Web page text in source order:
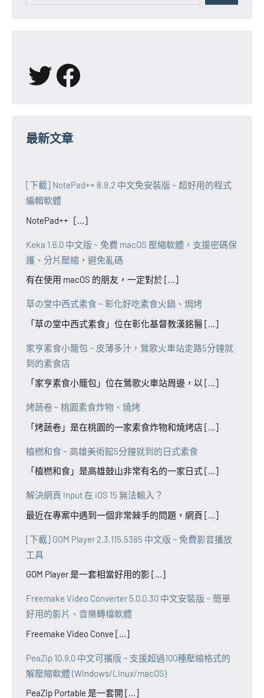
X Facebook
最新文章
[下載] NotePad++ 8.9.2 中文免安裝版 ~ 超好用的程式
編輯軟體
NotePad++ [...]
Keka 1.6.0 中文版 ~ 免費 macOS 壓縮軟體，支援密碼保
護、分片壓縮，避免亂碼
有在使用 macOS 的朋友，一定對於 [...]
草の堂中西式素食 ~ 彰化好吃素食火鍋、焗烤
「草の堂中西式素食」位在彰化基督教漢銘醫 [...]
家亨素食小籠包 ~ 皮薄多汁，鶯歌火車站走路5分鐘就
到的素食店
「家亨素食小籠包」位在鶯歌火車站周邊，以 [...]
烤蔬卷 ~ 桃園素食炸物、燒烤
「烤蔬卷」是在桃園的一家素食炸物和燒烤店 [...]
植橪和食 ~ 高雄美術館5分鐘就到的日式素食
「植橪和食」是高雄鼓山非常有名的一家日式 [...]
解決網頁 Input 在 iOS 15 無法輸入？
最近在專案中遇到一個非常棘手的問題，網頁 [...]
[下載] GOM Player 2.3.115.5385 中文版 ~ 免費影音播放
工具
GOM Player 是一套相當好用的影 [...]
Freemake Video Converter 5.0.0.30 中文安裝版 ~ 簡單
好用的影片、音樂轉檔軟體
Freemake Video Conve [...]
PeaZip 10.9.0 中文可攜版 ~ 支援超過100種壓縮格式的
解壓縮軟體 (Windows/Linux/macOS)
PeaZip Portable 是一套開 [...]